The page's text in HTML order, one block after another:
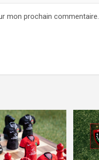
mon prochain commentaire.